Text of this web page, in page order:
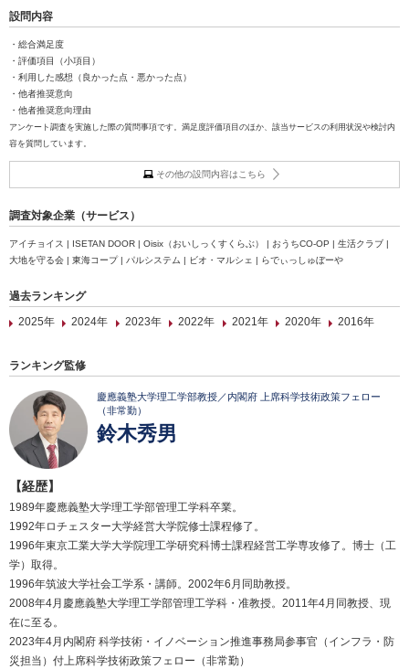
設問内容
・総合満足度
・評価項目（小項目）
・利用した感想（良かった点・悪かった点）
・他者推奨意向
・他者推奨意向理由
アンケート調査を実施した際の質問事項です。満足度評価項目のほか、該当サービスの利用状況や検討内
容を質問しています。
その他の設問内容はこちら
調査対象企業（サービス）
アイチョイス | ISETAN DOOR | Oisix（おいしっくすくらぶ） | おうちCO-OP | 生活クラブ |
大地を守る会 | 東海コープ | パルシステム | ビオ・マルシェ | らでぃっしゅぼーや
過去ランキング
2025年
2024年 2023年 2022年 2021年 2020年 2016年
ランキング監修
慶應義塾大学理工学部教授／内閣府 上席科学技術政策フェロー
（非常勤）
鈴木秀男
【経歴】
1989年慶應義塾大学理工学部管理工学科卒業。
1992年ロチェスター大学経営大学院修士課程修了。
1996年東京工業大学大学院理工学研究科博士課程経営工学専攻修了。博士（工
学）取得。
1996年筑波大学社会工学系・講師。2002年6月同助教授。
2008年4月慶應義塾大学理工学部管理工学科・准教授。2011年4月同教授、現
在に至る。
2023年4月内閣府 科学技術・イノベーション推進事務局参事官（インフラ・防
災担当）付上席科学技術政策フェロー（非常勤）